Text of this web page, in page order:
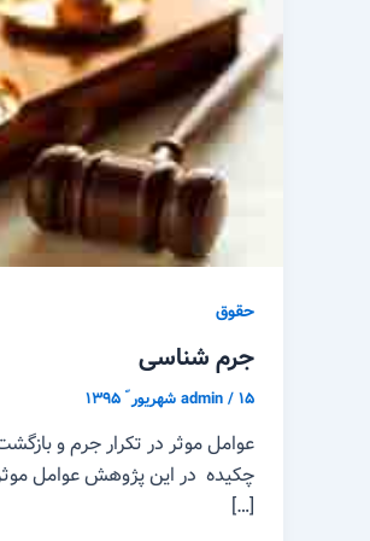
حقوق
جرم شناسی
admin/۱۵ شهریور ّ ۱۳۹۵
عوامل موثر در تکرار جرم و
چکیده در این پژوهش عوامل
[…]